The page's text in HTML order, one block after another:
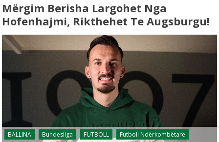
Mërgim Berisha Largohet Nga
Hofenhajmi, Rikthehet Te Augsburgu!
BALLINA Bundesliga FUTBOLL
Futboll Ndërkombëtarë